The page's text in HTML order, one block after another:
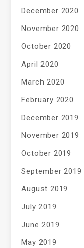
December 2020
November 2020
October 2020
April 2020
March 2020
February 2020
December 2019
November 2019
October 2019
September 2019
August 2019
July 2019
June 2019
May 2019